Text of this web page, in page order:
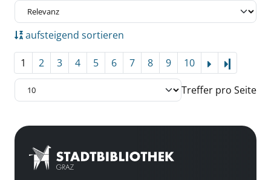
aufsteigend sortieren
1 2 3 4 5 6 7 8 9 10
Treffer pro Seite